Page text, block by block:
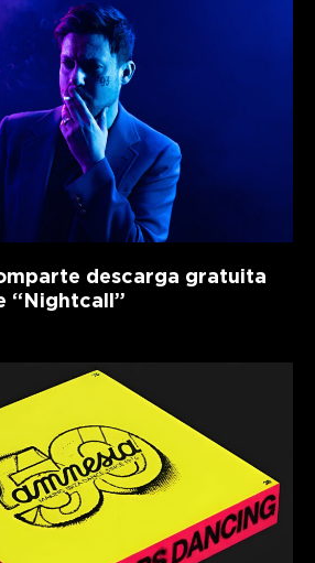
descarga gratuita
“Nightcall”